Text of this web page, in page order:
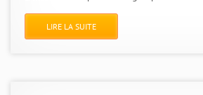
LIRE LA SUITE